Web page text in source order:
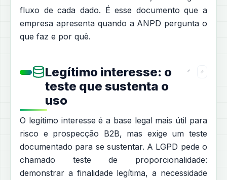
fluxo de cada dado. É esse documento que a
empresa apresenta quando a ANPD pergunta o
que faz e por quê.
Legítimo interesse: o
teste que sustenta o
uso
O legítimo interesse é a base legal mais útil para
risco e prospecção B2B, mas exige um teste
documentado para se sustentar. A LGPD pede o
chamado teste de proporcionalidade:
demonstrar a finalidade legítima, a necessidade